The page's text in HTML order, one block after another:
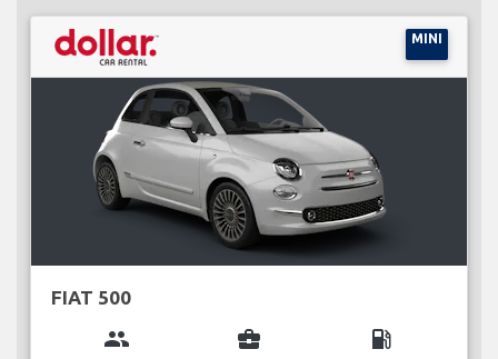
MINI
FIAT 500
group business_center local_gas_station